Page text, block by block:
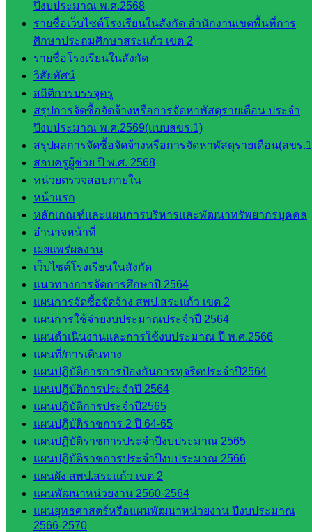
ปีงบประมาณ พ.ศ.2568
รายชื่อเว็บไซต์โรงเรียนในสังกัด สำนักงานเขตพื้นที่การ
ศึกษาประถมศึกษาสระแก้ว เขต 2
รายชื่อโรงเรียนในสังกัด
วิสัยทัศน์
สถิติการบรรจุครู
สรุปการจัดซื้อจัดจ้างหรือการจัดหาพัสดุรายเดือน ประจำ
ปีงบประมาณ พ.ศ.2569(แบบสขร.1)
สรุปผลการจัดซื้อจัดจ้างหรือการจัดหาพัสดุรายเดือน(สขร
สอบครูผู้ช่วย ปี พ.ศ. 2568
หน่วยตรวจสอบภายใน
หน้าแรก
หลักเกณฑ์และแผนการบริหารและพัฒนาทรัพยากรบุคคล
อำนาจหน้าที่
เผยแพร่ผลงาน
เว็บไซต์โรงเรียนในสังกัด
แนวทางการจัดการศึกษาปี 2564
แผนการจัดซื้อจัดจ้าง สพป.สระแก้ว เขต 2
แผนการใช้จ่ายงบประมาณประจำปี 2564
แผนดำเนินงานและการใช้งบประมาณ ปี พ.ศ.2566
แผนที่/การเดินทาง
แผนปฏิบัติการการป้องกันการทุจริตประจำปี2564
แผนปฏิบัติการประจำปี 2564
แผนปฏิบัติการประจำปี2565
แผนปฏิบัติราชการ 2 ปี 64-65
แผนปฏิบัติราชการประจำปีงบประมาณ 2565
แผนปฏิบัติราชการประจำปีงบประมาณ 2566
แผนผัง สพป.สระแก้ว เขต 2
แผนพัฒนาหน่วยงาน 2560-2564
แผนยุทธศาสตร์หรือแผนพัฒนาหน่วยงาน ปีงบประมาณ
2566-2570
เอกสาร
กลุ่
มอำนวย
การ
กลุ่ม
บริหาร
งานงาน
เงินและ
สินทรัพย์
กลุ่มน
โยบาย
และแผน
กลุ่มส่ง
เสริมการ
จัดการ
ศึกษา
กลุ่ม
บริหาร
งาน
บุคคล
กลุ่ม
พัฒนาครู
และบุ
คลากรฯ
กลุ่มนิ
เทศ
ติดตาม
และประ
เมินผลฯ